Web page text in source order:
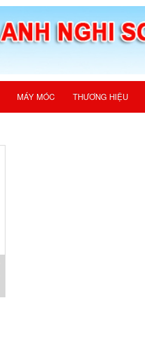
MÁY MÓC THƯƠNG HIỆU